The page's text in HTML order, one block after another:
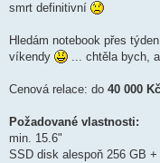
e
smrt definitivní
Hledám notebook přes
víkendy
... chtěla bych,
Cenová relace: do 40 000 Kč
Požadované vlastnosti:
min. 15.6"
SSD disk alespoň 256 GB +